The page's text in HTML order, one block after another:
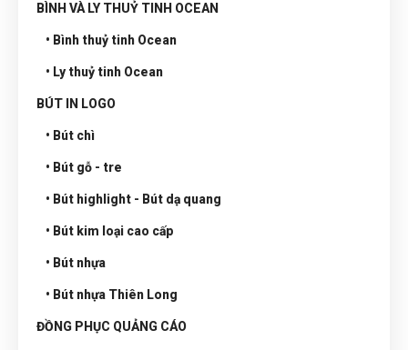
BÌNH VÀ LY THUỶ TINH OCEAN
• Bình thuỷ tinh Ocean
• Ly thuỷ tinh Ocean
BÚT IN LOGO
• Bút chì
• Bút gỗ - tre
• Bút highlight - Bút dạ quang
• Bút kim loại cao cấp
• Bút nhựa
• Bút nhựa Thiên Long
ĐỒNG PHỤC QUẢNG CÁO